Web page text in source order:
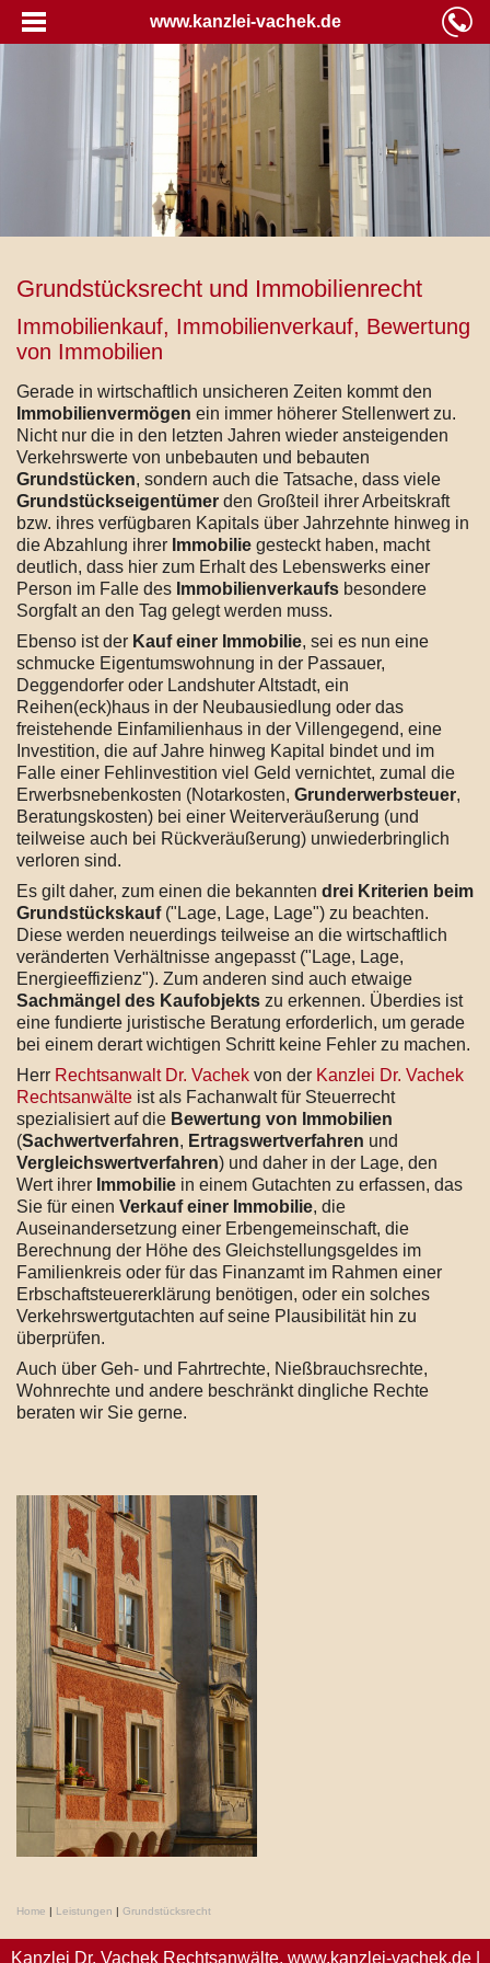
www.kanzlei-vachek.de
Grundstücksrecht und Immobilienrecht
Immobilienkauf, Immobilienverkauf, Bewertung
von Immobilien
Gerade in wirtschaftlich unsicheren Zeiten kommt den
Immobilienvermögen ein immer höherer Stellenwert zu.
Nicht nur die in den letzten Jahren wieder ansteigenden
Verkehrswerte von unbebauten und bebauten
Grundstücken, sondern auch die Tatsache, dass viele
Grundstückseigentümer den Großteil ihrer Arbeitskraft
bzw. ihres verfügbaren Kapitals über Jahrzehnte hinweg in
die Abzahlung ihrer Immobilie gesteckt haben, macht
deutlich, dass hier zum Erhalt des Lebenswerks einer
Person im Falle des Immobilienverkaufs besondere
Sorgfalt an den Tag gelegt werden muss.
Ebenso ist der Kauf einer Immobilie, sei es nun eine
schmucke Eigentumswohnung in der Passauer,
Deggendorfer oder Landshuter Altstadt, ein
Reihen(eck)haus in der Neubausiedlung oder das
freistehende Einfamilienhaus in der Villengegend, eine
Investition, die auf Jahre hinweg Kapital bindet und im
Falle einer Fehlinvestition viel Geld vernichtet, zumal die
Erwerbsnebenkosten (Notarkosten, Grunderwerbsteuer,
Beratungskosten) bei einer Weiterveräußerung (und
teilweise auch bei Rückveräußerung) unwiederbringlich
verloren sind.
Es gilt daher, zum einen die bekannten drei Kriterien beim
Grundstückskauf("Lage, Lage, Lage") zu beachten.
Diese werden neuerdings teilweise an die wirtschaftlich
veränderten Verhältnisse angepasst ("Lage, Lage,
Energieeffizienz"). Zum anderen sind auch etwaige
Sachmängel des Kaufobjekts zu erkennen. Überdies ist
eine fundierte juristische Beratung erforderlich, um gerade
bei einem derart wichtigen Schritt keine Fehler zu machen.
Herr Rechtsanwalt Dr. Vachek von der Kanzlei Dr. Vachek
Rechtsanwälte ist als Fachanwalt für Steuerrecht
spezialisiert auf die Bewertung von Immobilien
(Sachwertverfahren, Ertragswertverfahren und
Vergleichswertverfahren) und daher in der Lage, den
Wert ihrer Immobilie in einem Gutachten zu erfassen, das
Sie für einen Verkauf einer Immobilie, die
Auseinandersetzung einer Erbengemeinschaft, die
Berechnung der Höhe des Gleichstellungsgeldes im
Familienkreis oder für das Finanzamt im Rahmen einer
Erbschaftsteuererklärung benötigen, oder ein solches
Verkehrswertgutachten auf seine Plausibilität hin zu
überprüfen.
Auch über Geh- und Fahrtrechte, Nießbrauchsrechte,
Wohnrechte und andere beschränkt dingliche Rechte
beraten wir Sie gerne.
Home | Leistungen | Grundstücksrecht
Kanzlei Dr. Vachek Rechtsanwälte, www.kanzlei-vachek.de|